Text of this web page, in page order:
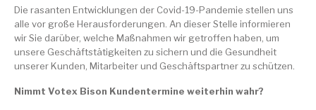
Die rasanten Entwicklungen der Covid-19-Pandemie stellen uns
alle vor große Herausforderungen. An dieser Stelle informieren
wir Sie darüber, welche Maßnahmen wir getroffen haben, um
unsere Geschäftstätigkeiten zu sichern und die Gesundheit
unserer Kunden, Mitarbeiter und Geschäftspartner zu schützen.
Nimmt Votex Bison Kundentermine weiterhin wahr?